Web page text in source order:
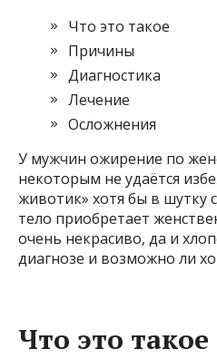
Что это такое
Причины
Диагностика
Лечение
Осложнения
У мужчин ожирение по
некоторым не удаётся
животик» хотя бы в шутку
тело приобретает
очень некрасиво, да и
диагнозе и возможно ли
Что это такое